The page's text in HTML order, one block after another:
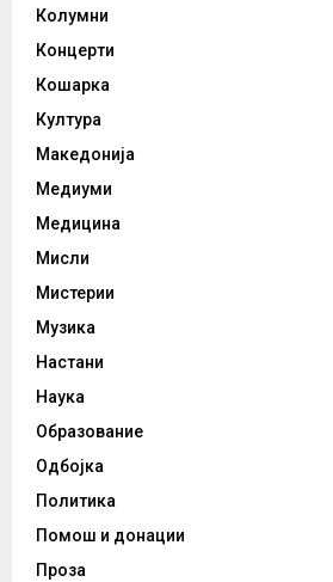
Колумни
Концерти
Кошарка
Култура
Македонија
Медиуми
Медицина
Мисли
Мистерии
Музика
Настани
Наука
Образование
Одбојка
Политика
Помош и донации
Проза